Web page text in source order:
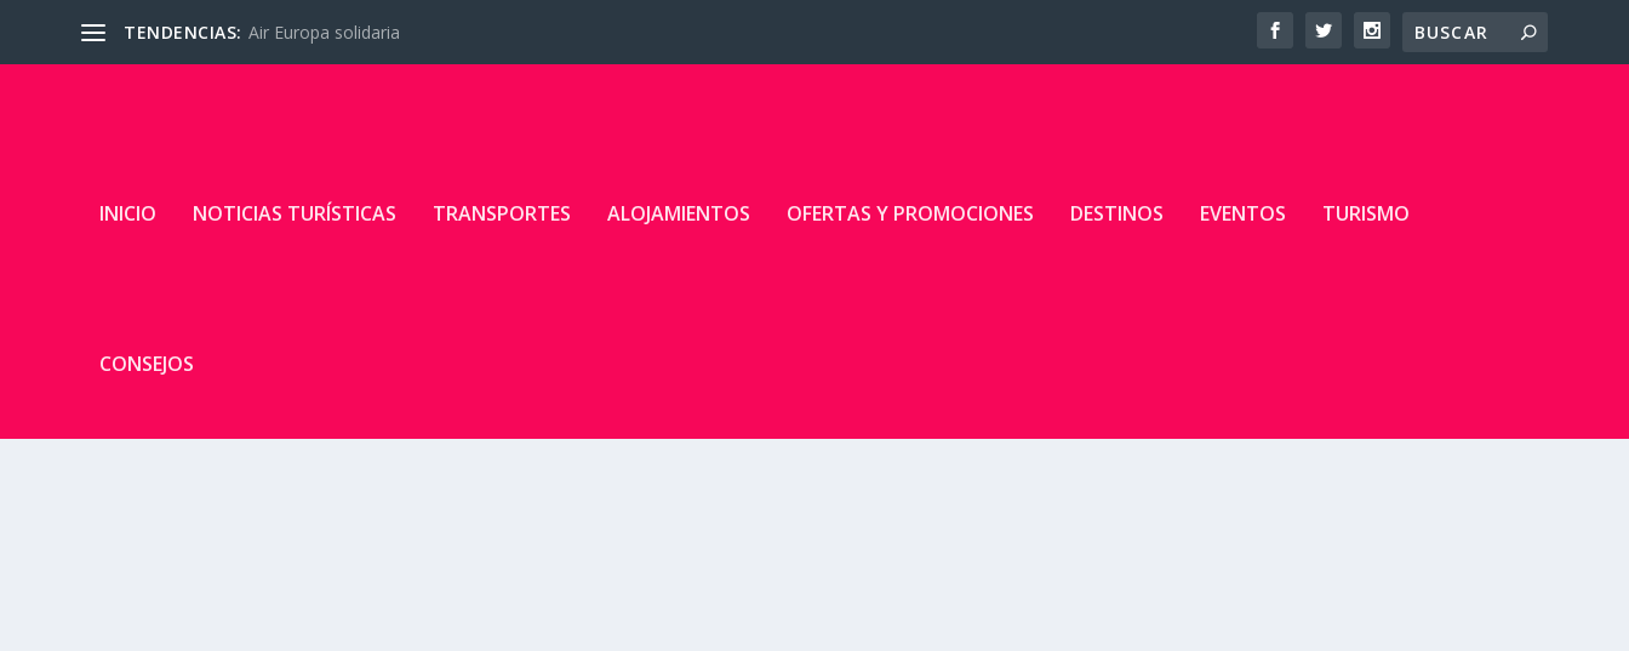
TENDENCIAS: Air Europa solidaria
INICIO NOTICIAS TURÍSTICAS TRANSPORTES ALOJAMIENTOS OFERTAS Y PROMOCIONES DESTINOS EVENTOS TURISMO
CONSEJOS